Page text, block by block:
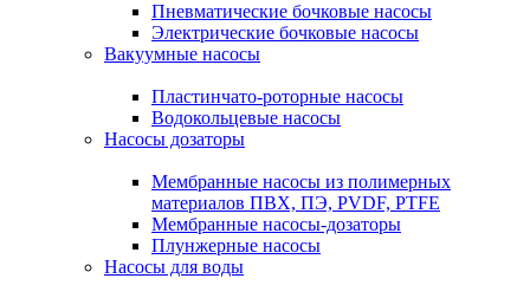
Пневматические бочковые насосы
Электрические бочковые насосы
Вакуумные насосы
Пластинчато-роторные насосы
Водокольцевые насосы
Насосы дозаторы
Мембранные насосы из полимерных
материалов ПВХ, ПЭ, PVDF, PTFE
Мембранные насосы-дозаторы
Плунжерные насосы
Насосы для воды